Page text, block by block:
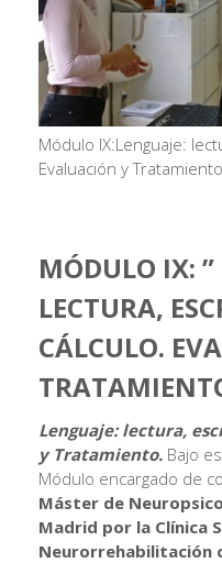
Módulo IX:Lenguaje:
Evaluación y Tratamiento.
MÓDULO IX: ”
LECTURA,
CÁLCULO.
Lenguaje: lectura,
y Tratamiento. Bajo
Módulo encargado de
Máster de
Madrid por la Clínica
Neurorrehabilitación